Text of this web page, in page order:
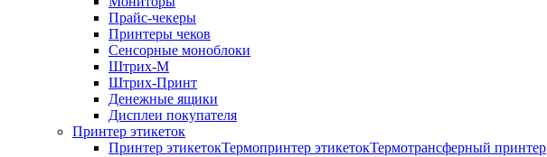
Прайс-чекеры
Принтеры чеков
Сенсорные моноблоки
Штрих-М
Штрих-Принт
Денежные ящики
Дисплеи покупателя
Принтер этикеток
Принтер этикетокТермопринтер этикетокТермотрансферный принтер